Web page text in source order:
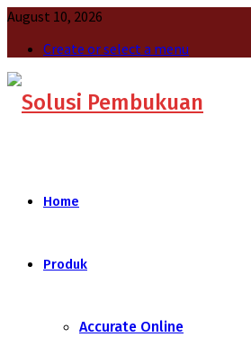
August 10, 2026
Create or select a menu
Home
Produk
Accurate Online